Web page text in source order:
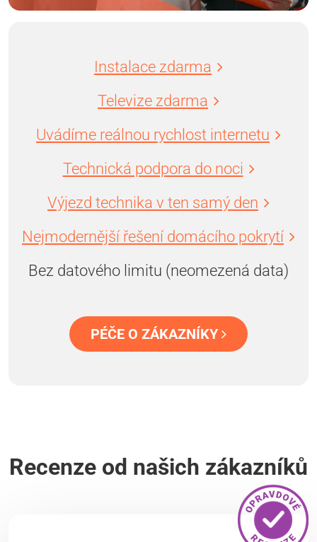
Instalace zdarma
Televize zdarma
Uvádíme reálnou rychlost internetu
Technická podpora do noci
Výjezd technika v ten samý den
Nejmodernější řešení domácího pokrytí
Bez datového limitu (neomezená data)
PÉČE O ZÁKAZNÍKY
Recenze od našich zákazníků